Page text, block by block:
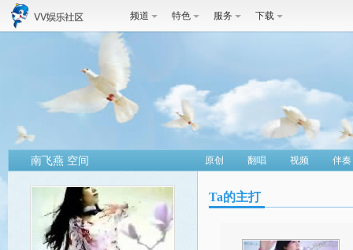
频道 特色 服务 下载
南飞燕 空间 原创 翻唱 视频 伴奏
Ta的主打